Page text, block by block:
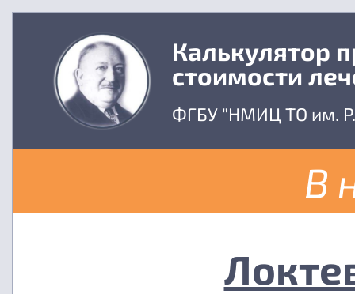
Калькулятор
стоимости
ФГБУ "НМИЦ ТО им.
В